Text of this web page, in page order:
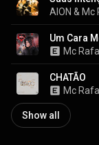
Um Cara
CHATÃO
Show all